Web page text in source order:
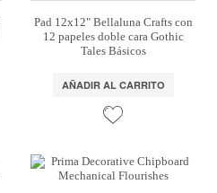
Pad 12x12" Bellaluna Crafts con
12 papeles doble cara Gothic
Tales Básicos
AÑADIR AL CARRITO